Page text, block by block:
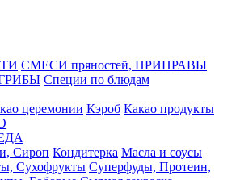
СМЕСИ пряностей, ПРИПРАВЫ
Специи по блюдам
церемонии Кэроб Какао продукты
Сироп Кондитерка Масла и соусы
Сухофрукты Суперфуды, Протеин,